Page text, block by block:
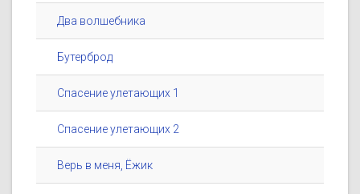
Два волшебника
Бутерброд
Спасение улетающих 1
Спасение улетающих 2
Верь в меня, Ёжик